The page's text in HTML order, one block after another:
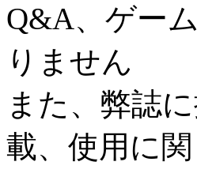
Q&A、ゲー
りません
また、弊誌
載、使用に